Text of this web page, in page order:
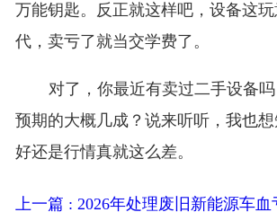
万能钥匙。反正就这样吧，设备这
代，卖亏了就当交学费了。
对了，你最近有卖过二手设备
预期的大概几成？说来听听，我也
好还是行情真就这么差。
上一篇 : 2026年处理废旧新能源车